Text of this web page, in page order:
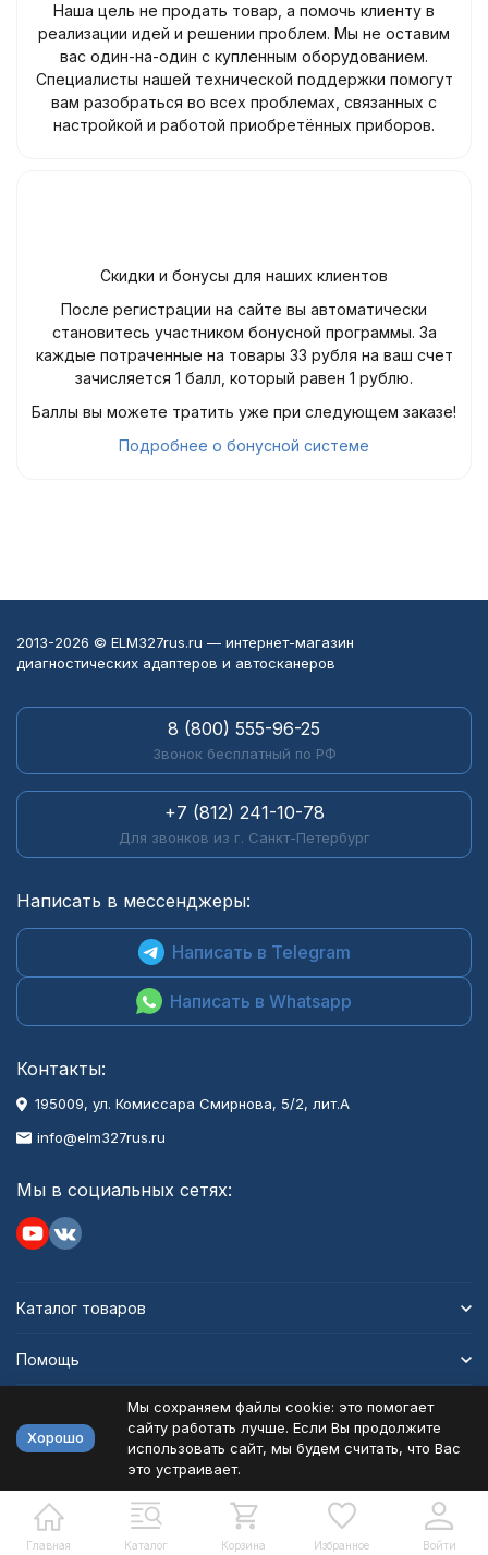
Наша цель не продать товар, а помочь клиенту в
реализации идей и решении проблем. Мы не оставим
вас один-на-один с купленным оборудованием.
Специалисты нашей технической поддержки помогут
вам разобраться во всех проблемах, связанных с
настройкой и работой приобретённых приборов.
Скидки и бонусы для наших клиентов
После регистрации на сайте вы автоматически
становитесь участником бонусной программы. За
каждые потраченные на товары 33 рубля на ваш счет
зачисляется 1 балл, который равен 1 рублю.
Баллы вы можете тратить уже при следующем заказе!
Подробнее о бонусной системе
Главная Каталог Корзина Избранное Войти
2013-2026 © ELM327rus.ru — интернет-магазин
диагностических адаптеров и автосканеров
8 (800) 555-96-25
Звонок бесплатный по РФ
+7 (812) 241-10-78
Для звонков из г. Санкт-Петербург
Написать в мессенджеры:
Написать в Telegram
Написать в Whatsapp
Контакты:
195009, ул. Комиссара Смирнова, 5/2, лит.А
info@elm327rus.ru
Мы в социальных сетях:
Каталог товаров
Помощь
Политика персональных данных
Разработано в bodysite.ru
Хорошо
Мы сохраняем файлы cookie: это помогает
сайту работать лучше. Если Вы продолжите
использовать сайт, мы будем считать, что Вас
это устраивает.